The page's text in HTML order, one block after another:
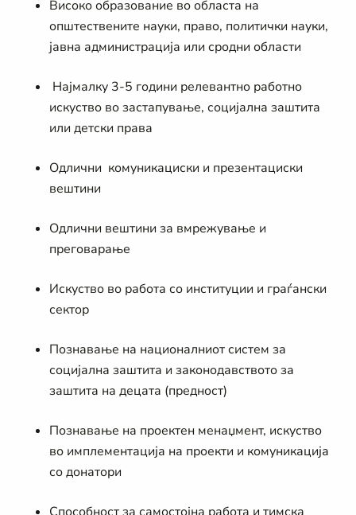
Високо образование во областа на
општествените науки, право, политички науки,
јавна администрација или сродни области
Најмалку 3-5 години релевантно работно
искуство во застапување, социјална заштита
или детски права
Одлични комуникациски и презентациски
вештини
Одлични вештини за вмрежување и
преговарање
Искуство во работа со институции и граѓански
сектор
Познавање на националниот систем за
социјална заштита и законодавството за
заштита на децата (предност)
Познавање на проектен менаџмент, искуство
во имплементација на проекти и комуникација
со донатори